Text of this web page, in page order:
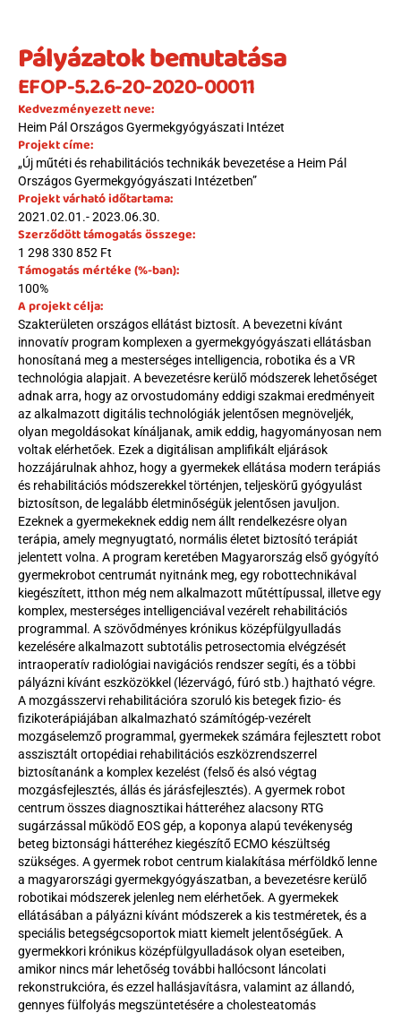
Intézet
Szülőknek
Gyerekeknek
HEIM Akadémia
Karrier
Pályázatok bemutatása
EFOP-5.2.6-20-2020-00011
Kedvezményezett neve:
Heim Pál Országos Gyermekgyógyászati Intézet
Projekt címe:
„Új műtéti és rehabilitációs technikák bevezetése a Heim Pál
Országos Gyermekgyógyászati Intézetben”
Projekt várható időtartama:
2021.02.01.- 2023.06.30.
Szerződött támogatás összege:
1 298 330 852 Ft
Támogatás mértéke (%-ban):
100%
A projekt célja:
Szakterületen országos ellátást biztosít. A bevezetni kívánt
innovatív program komplexen a gyermekgyógyászati ellátásban
honosítaná meg a mesterséges intelligencia, robotika és a VR
technológia alapjait. A bevezetésre kerülő módszerek lehetőséget
adnak arra, hogy az orvostudomány eddigi szakmai eredményeit
az alkalmazott digitális technológiák jelentősen megnöveljék,
olyan megoldásokat kínáljanak, amik eddig, hagyományosan nem
voltak elérhetőek. Ezek a digitálisan amplifikált eljárások
hozzájárulnak ahhoz, hogy a gyermekek ellátása modern terápiás
és rehabilitációs módszerekkel történjen, teljeskörű gyógyulást
biztosítson, de legalább életminőségük jelentősen javuljon.
Ezeknek a gyermekeknek eddig nem állt rendelkezésre olyan
terápia, amely megnyugtató, normális életet biztosító terápiát
jelentett volna. A program keretében Magyarország első gyógyító
gyermekrobot centrumát nyitnánk meg, egy robottechnikával
kiegészített, itthon még nem alkalmazott műtéttípussal, illetve egy
komplex, mesterséges intelligenciával vezérelt rehabilitációs
programmal. A szövődményes krónikus középfülgyulladás
kezelésére alkalmazott subtotális petrosectomia elvégzését
intraoperatív radiológiai navigációs rendszer segíti, és a többi
pályázni kívánt eszközökkel (lézervágó, fúró stb.) hajtható végre.
A mozgásszervi rehabilitációra szoruló kis betegek fizio- és
fizikoterápiájában alkalmazható számítógép-vezérelt
mozgáselemző programmal, gyermekek számára fejlesztett robot
asszisztált ortopédiai rehabilitációs eszközrendszerrel
biztosítanánk a komplex kezelést (felső és alsó végtag
mozgásfejlesztés, állás és járásfejlesztés). A gyermek robot
centrum összes diagnosztikai hátteréhez alacsony RTG
sugárzással működő EOS gép, a koponya alapú tevékenység
beteg biztonsági hátteréhez kiegészítő ECMO készültség
szükséges. A gyermek robot centrum kialakítása mérföldkő lenne
a magyarországi gyermekgyógyászatban, a bevezetésre kerülő
robotikai módszerek jelenleg nem elérhetőek. A gyermekek
ellátásában a pályázni kívánt módszerek a kis testméretek, és a
speciális betegségcsoportok miatt kiemelt jelentőségűek. A
gyermekkori krónikus középfülgyulladások olyan eseteiben,
amikor nincs már lehetőség további hallócsont láncolati
rekonstrukcióra, és ezzel hallásjavításra, valamint az állandó,
gennyes fülfolyás megszüntetésére a cholesteatomás